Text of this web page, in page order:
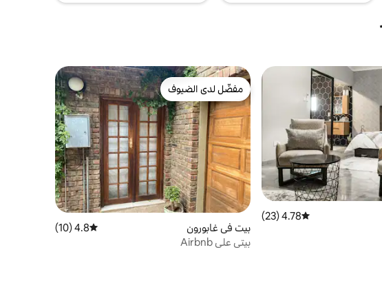
متوسط التقييم 4.78 من 5، 23 مراجعات
4.78 (23)
مفضّل لدى الضيوف
مفضّل لدى الضيوف
بيت في غابورون متوسط التقييم 4.8 من 5، 10 مراجعات
4.8 (10)
بيتي على Airbnb